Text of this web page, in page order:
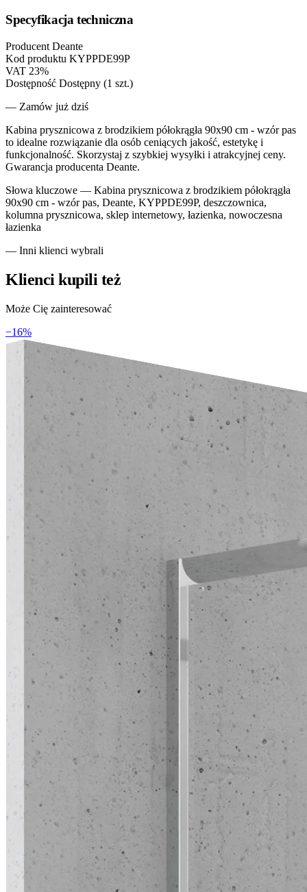
Specyfikacja techniczna
Producent Deante
Kod produktu KYPPDE99P
VAT 23%
Dostępność Dostępny (1 szt.)
— Zamów już dziś
Kabina prysznicowa z brodzikiem półokrągła 90x90 cm - wzór pas
to idealne rozwiązanie dla osób ceniących jakość, estetykę i
funkcjonalność. Skorzystaj z szybkiej wysyłki i atrakcyjnej ceny.
Gwarancja producenta Deante.
Słowa kluczowe — Kabina prysznicowa z brodzikiem półokrągła
90x90 cm - wzór pas, Deante, KYPPDE99P, deszczownica,
kolumna prysznicowa, sklep internetowy, łazienka, nowoczesna
łazienka
— Inni klienci wybrali
Klienci kupili też
Może Cię zainteresować
−16%